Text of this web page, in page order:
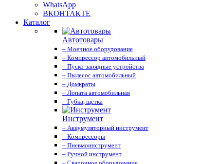
WhatsApp
ВКОНТАКТЕ
Каталог
Автотовары
– Моечное оборудование
– Компрессор автомобильный
– Пуско-зарядные устройства
– Пылесос автомобильный
– Домкраты
– Лопата автомобильная
– Губка, щётка
Инструмент
– Аккумуляторный инструмент
– Компрессоры
– Пневмоинструмент
– Ручной инструмент